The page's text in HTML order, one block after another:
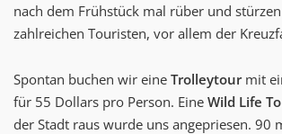
nach dem Frühstück mal rüber und
zahlreichen Touristen, vor allem der
Spontan buchen wir eine Trolleytourmit
für 55 Dollars pro Person. Eine Wild Life
der Stadt raus wurde uns angepriesen. 90